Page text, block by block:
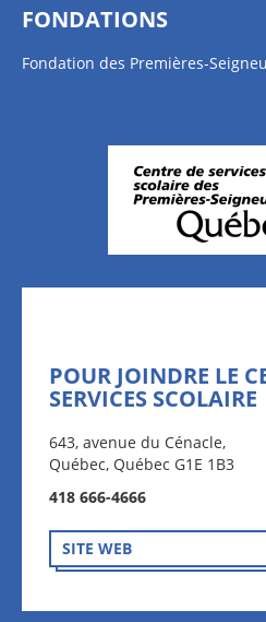
FONDATIONS
Fondation des Premières-
POUR JOINDRE LE
SERVICES SCOLAIRE
643, avenue du Cénacle,
Québec, Québec G1E 1B3
418 666-4666
SITE WEB